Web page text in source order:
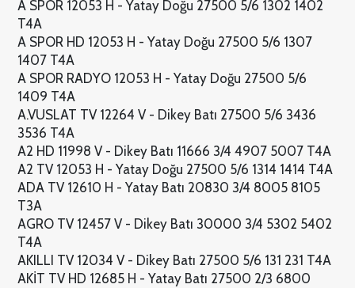
A SPOR 12053 H - Yatay Doğu 27500 5/6 1302 1402
T4A
A SPOR HD 12053 H - Yatay Doğu 27500 5/6 1307
1407 T4A
A SPOR RADYO 12053 H - Yatay Doğu 27500 5/6
1409 T4A
A.VUSLAT TV 12264 V - Dikey Batı 27500 5/6 3436
3536 T4A
A2 HD 11998 V - Dikey Batı 11666 3/4 4907 5007 T4A
A2 TV 12053 H - Yatay Doğu 27500 5/6 1314 1414 T4A
ADA TV 12610 H - Yatay Batı 20830 3/4 8005 8105
T3A
AGRO TV 12457 V - Dikey Batı 30000 3/4 5302 5402
T4A
AKILLI TV 12034 V - Dikey Batı 27500 5/6 131 231 T4A
AKİT TV HD 12685 H - Yatay Batı 27500 2/3 6800